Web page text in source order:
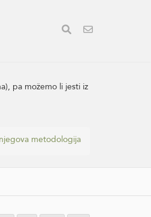
pa možemo li jesti iz
metodologija